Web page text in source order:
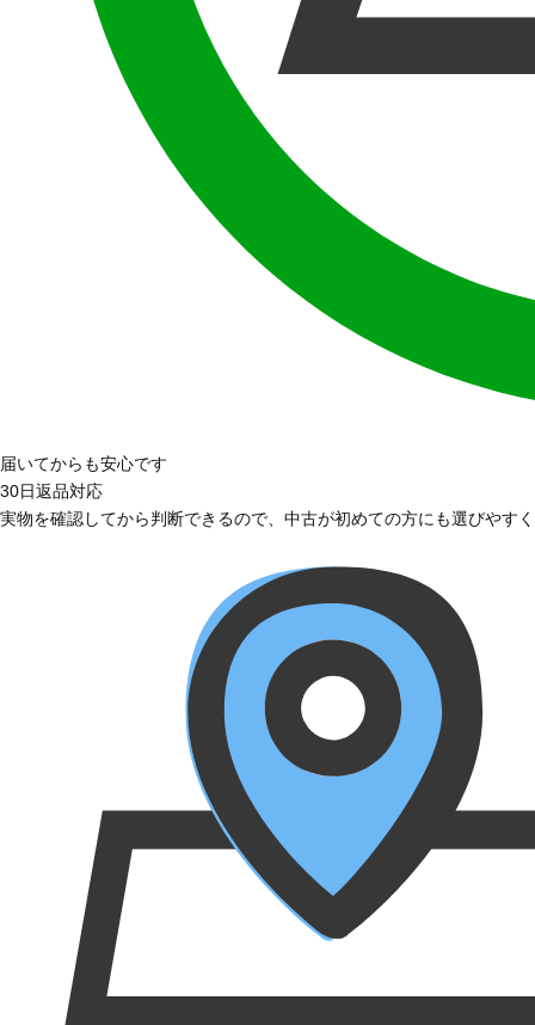
届いてからも安心です
30日返品対応
実物を確認してから判断できるので、中古が初めての方にも選びやす